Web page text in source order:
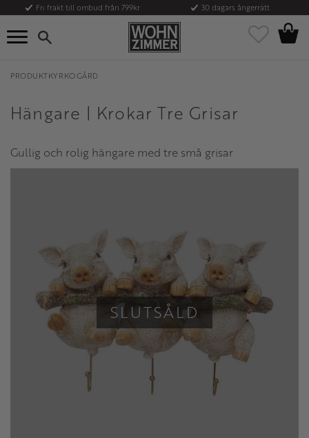
Meny
Fri frakt till ombud från 799kr 30 dagars ångerrätt
Favoriter
PRODUKTKYRKOGÅRD
Hängare | Krokar Tre Grisar
Gullig och rolig hängare med tre små grisar
SLUTSÅLD